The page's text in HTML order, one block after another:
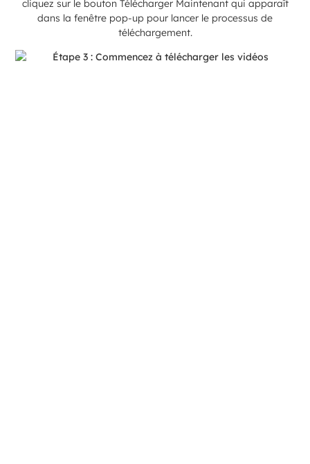
cliquez sur le bouton Télécharger Maintenant qui apparaît
dans la fenêtre pop-up pour lancer le processus de
téléchargement.